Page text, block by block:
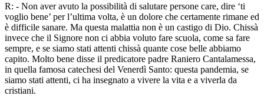
R: - Non aver avuto la possibilità di salutare persone care, dire ‘ti
voglio bene’ per l’ultima volta, è un dolore che certamente rimane ed
è difficile sanare. Ma questa malattia non è un castigo di Dio. Chissà
invece che il Signore non ci abbia voluto fare scuola, come sa fare
sempre, e se siamo stati attenti chissà quante cose belle abbiamo
capito. Molto bene disse il predicatore padre Raniero Cantalamessa,
in quella famosa catechesi del Venerdì Santo: questa pandemia, se
siamo stati attenti, ci ha insegnato a vivere la vita e a viverla da
cristiani.